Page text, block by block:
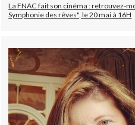
La FNAC fait son cinéma : retrouvez-
Symphonie des rêves", le 20 mai à 16H